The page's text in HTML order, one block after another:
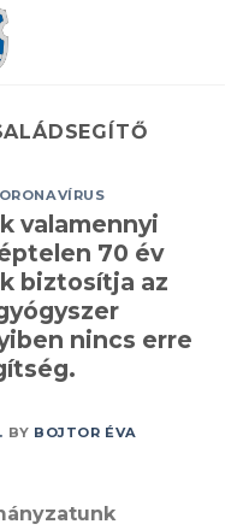
valamennyi
70 év
biztosítja az
nincs erre
BY BOJTOR ÉVA